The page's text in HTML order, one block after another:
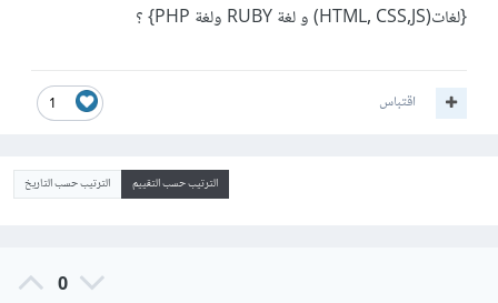
{لغات(HTML, CSS,JS) و لغة RUBY ولغة PHP} ؟
1 اقتباس
الترتيب حسب التقييم الترتيب حسب التاريخ
0